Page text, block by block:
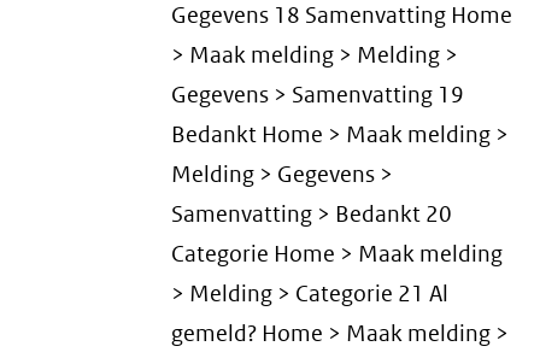
Gegevens 18 Samenvatting Home
> Maak melding > Melding >
Gegevens > Samenvatting 19
Bedankt Home > Maak melding >
Melding > Gegevens >
Samenvatting > Bedankt 20
Categorie Home > Maak melding
> Melding > Categorie 21 Al
gemeld? Home > Maak melding >